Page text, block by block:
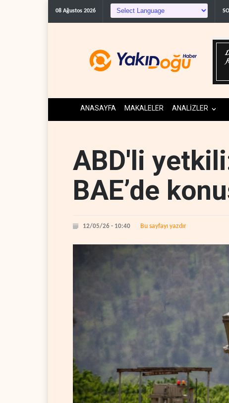
08 Ağustos 2026 The
ANASAYFA MAKALELER ANALİZLER
ABD'li
BAE’de
12/05/26 - 10:40 Bu sayfayı yazdır